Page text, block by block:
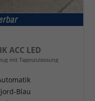
ACC LED
mit Tageszulassung
Blau